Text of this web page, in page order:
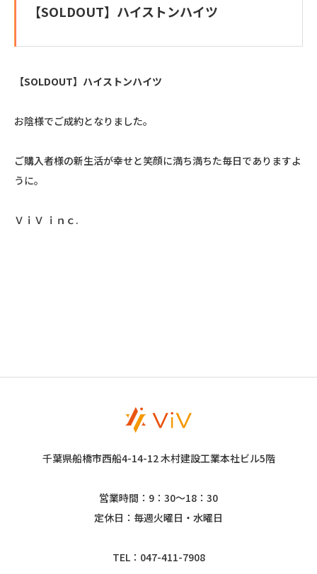
【SOLDOUT】ハイストンハイツ
【SOLDOUT】ハイストンハイツ
お陰様でご成約となりました。
ご購入者様の新生活が幸せと笑顔に満ち満ちた毎日でありますよ
うに。
ＶｉＶ ｉｎｃ.
千葉県船橋市西船4-14-12 木村建設工業本社ビル5階
営業時間：9：30～18：30
定休日：毎週火曜日・水曜日
TEL：047-411-7908